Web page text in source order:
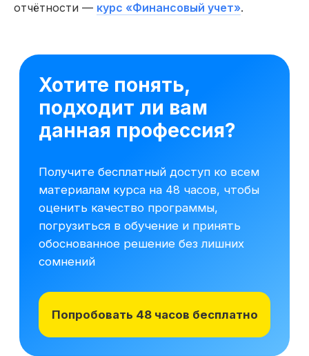
отчётности — курс «Финансовый учет».
Начните обучение уже
сегодня
Получите полную программу курса
в PDF или бесплатный доступ ко всем
материалам курса на 48 часов, чтобы
оценить качество программы,
погрузиться в обучение и принять
сомнений